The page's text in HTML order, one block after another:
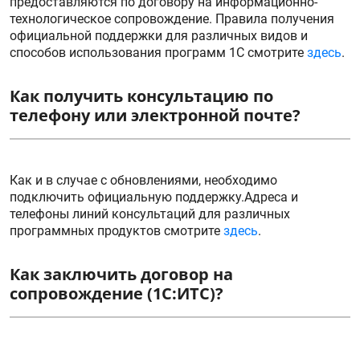
технологическое сопровождение. Правила получения
официальной поддержки для различных видов и
способов использования программ 1С смотрите здесь.
Как получить консультацию по
телефону или электронной почте?
Как и в случае с обновлениями, необходимо
подключить официальную поддержку.Адреса и
телефоны линий консультаций для различных
программных продуктов смотрите здесь.
Как заключить договор на
сопровождение (1С:ИТС)?